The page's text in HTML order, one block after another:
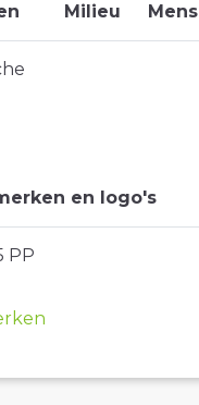
Milieu Mens
en logo's
PP